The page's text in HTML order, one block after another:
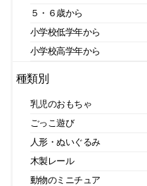
５・６歳から
小学校低学年から
小学校高学年から
種類別
乳児のおもちゃ
ごっこ遊び
人形・ぬいぐるみ
木製レール
動物のミニチュア